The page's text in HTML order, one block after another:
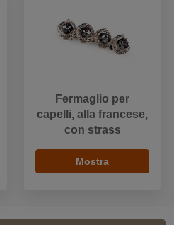
Fermaglio per
capelli, alla francese,
con strass
Mostra